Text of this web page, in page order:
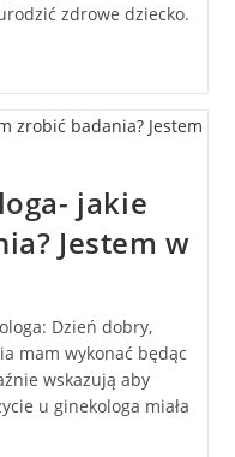
zdrowe dziecko.
jakie
Jestem w
Dzień dobry,
mam wykonać będąc
wskazują aby
u ginekologa miała